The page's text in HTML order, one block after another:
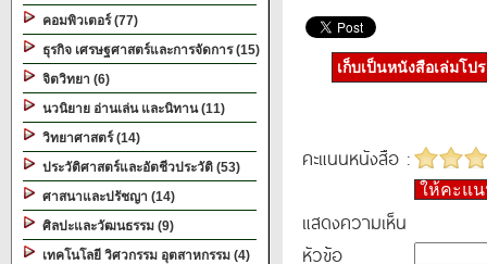
คอมพิวเตอร์ (77)
ธุรกิจ เศรษฐศาสตร์และการจัดการ (15)
จิตวิทยา (6)
นวนิยาย อ่านเล่น และนิทาน (11)
วิทยาศาสตร์ (14)
ประวัติศาสตร์และอัตชีวประวัติ (53)
ศาสนาและปรัชญา (14)
ศิลปะและวัฒนธรรม (9)
เทคโนโลยี วิศวกรรม อุตสาหกรรม (4)
เก็บเป็นหนังสือเล่มโป
คะแนนหนังสือ :
ให้คะแ
แสดงความเห็น
หัวข้อ